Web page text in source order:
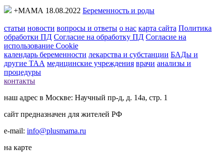
+МАМА 18.08.2022 Беременность и роды
статьи новости вопросы и ответы о нас карта сайта Политика
обработки ПД Согласие на обработку ПД Согласие на
использование Cookie
календарь беременности лекарства и субстанции БАДы и
другие ТАА медицинские учреждения врачи анализы и
процедуры
контакты
наш адрес в Москве: Научный пр-д, д. 14а, стр. 1
сайт предназначен для жителей РФ
e-mail: info@plusmama.ru
на карте